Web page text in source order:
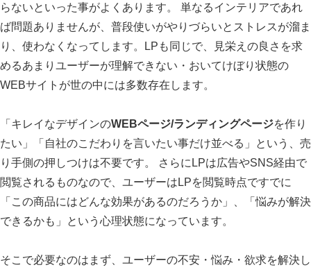
らないといった事がよくあります。 単なるインテリアであれ
ば問題ありませんが、普段使いがやりづらいとストレスが溜ま
り、使わなくなってします。LPも同じで、見栄えの良さを求
めるあまりユーザーが理解できない・おいてけぼり状態の
WEBサイトが世の中には多数存在します。
「キレイなデザインのWEBページ/ランディングページを作り
たい」「自社のこだわりを言いたい事だけ並べる」という、売
り手側の押しつけは不要です。 さらにLPは広告やSNS経由で
閲覧されるものなので、ユーザーはLPを閲覧時点ですでに
「この商品にはどんな効果があるのだろうか」、「悩みが解決
できるかも」という心理状態になっています。
そこで必要なのはまず、ユーザーの不安・悩み・欲求を解決し